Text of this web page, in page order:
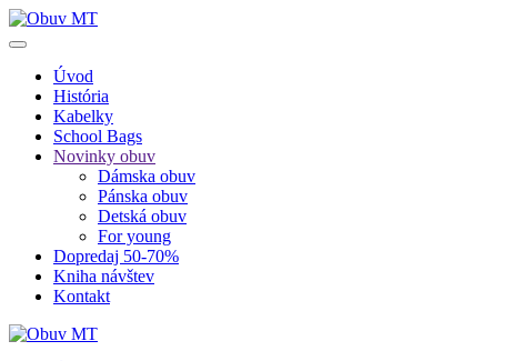
Úvod
História
Kabelky
School Bags
Novinky obuv
Dámska obuv
Pánska obuv
Detská obuv
For young
Dopredaj 50-70%
Kniha návštev
Kontakt